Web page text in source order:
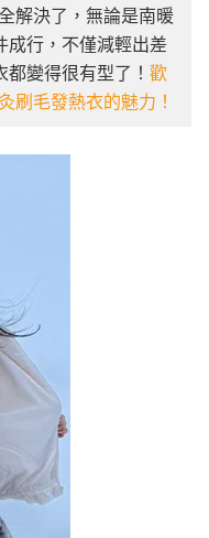
解決了，無論是南暖
成行，不僅減輕出差
變得很有型了！ 歡
刷毛發熱衣的魅力！